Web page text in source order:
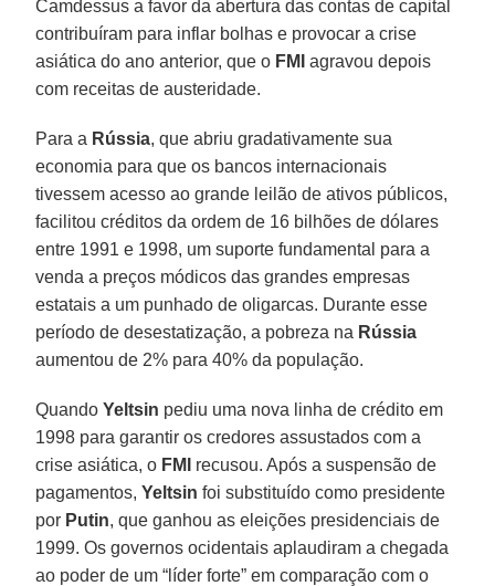
Camdessus a favor da abertura das contas de capital
contribuíram para inflar bolhas e provocar a crise
asiática do ano anterior, que o FMI agravou depois
com receitas de austeridade.
Para a Rússia, que abriu gradativamente sua
economia para que os bancos internacionais
tivessem acesso ao grande leilão de ativos públicos,
facilitou créditos da ordem de 16 bilhões de dólares
entre 1991 e 1998, um suporte fundamental para a
venda a preços módicos das grandes empresas
estatais a um punhado de oligarcas. Durante esse
período de desestatização, a pobreza na Rússia
aumentou de 2% para 40% da população.
QuandoYeltsin pediu uma nova linha de crédito em
1998 para garantir os credores assustados com a
crise asiática, o FMI
recusou. Após a suspensão de
pagamentos,Yeltsin foi substituído como presidente
por Putin, que ganhou as eleições presidenciais de
1999. Os governos ocidentais aplaudiram a chegada
ao poder de um “líder forte” em comparação com o